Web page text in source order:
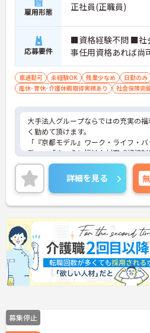
雇用形態 正社員(正職員)
応募要件
■資格経験不問 ■社
事任用資格あれば尚
車通勤可 未経験OK 残業少なめ 日勤のみ
産休･育休･介護休暇取得実績あり
社会保険完
大手法人グループならではの充実の
く勤めて頂けます。
「『京都モデル』ワーク・ライフ・
業」、「きょうと福祉人材育成認証
れています！
残業少なめですので、オンオフのメ
働くことができます♪
職員の平均年齢は30歳代前半と明る
場です！人と関わる仕事が好きな方
ご興味がある方は是非一度マイナビ
でお問合せ下さい！！
詳細を見る
募集停止